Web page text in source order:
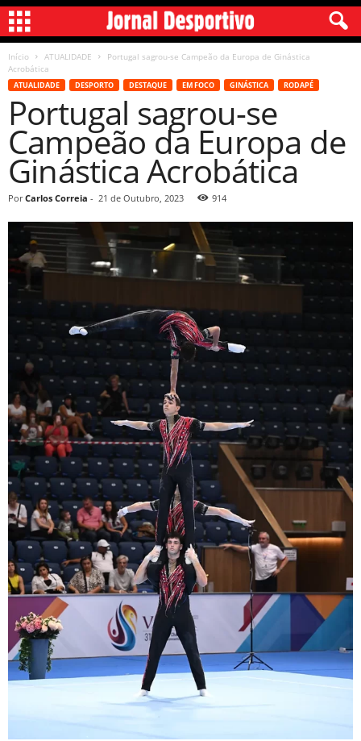
Início ATUALIDADE
Portugal sagrou-se Campeão da Europa de Ginástica
Acrobática
ATUALIDADE DESPORTO DESTAQUE EM FOCO GINÁSTICA RODAPÉ
Portugal sagrou-se
Campeão da Europa de
Ginástica Acrobática
Por Carlos Correia - 21 de Outubro, 2023 914